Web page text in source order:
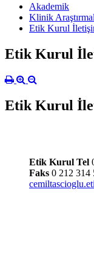
Akademik
Klinik
Etik Kurul
Etik Kurul
Etik Kurul
Etik Kurul Tel
Faks 0 212 314